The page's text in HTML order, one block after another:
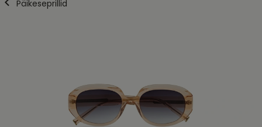
Päikeseprillid